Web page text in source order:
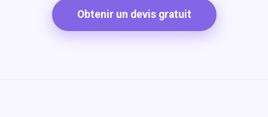
Obtenir un devis gratuit